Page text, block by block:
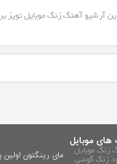
آرشیو آهنگ زنگ موبایل نویز
های موبایل
زنگ موبایل
زنگ گوشی مای رینگتون